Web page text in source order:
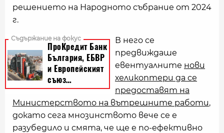
решението на Народното събрание от 2024
г.
В него се
предвиждаше
евентуалните нови
хеликоптери да се
предоставят на
Министерството на вътрешните работи,
докато сега мнозинството вече се е
разубедило и смята, че ще е по-ефективно